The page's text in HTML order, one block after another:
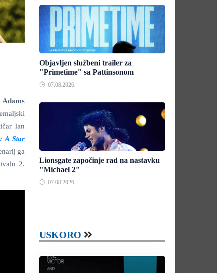
Adams
Ian
A Star
ga
2.
Objavljen službeni trailer za
"Primetime" sa Pattinsonom
07.08.2026.
Lionsgate započinje rad na nastavku
"Michael 2"
07.08.2026.
USKORO